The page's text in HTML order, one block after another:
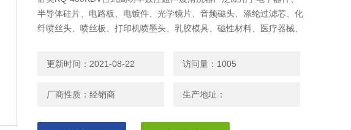
半导体硅片、电路板、电镀件、光学镜片、音频磁头、涤纶过滤芯、化
纤喷丝头、喷丝板、打印机喷墨头、乳胶模具、磁性材料、医疗器械、
金银首饰、钟表零件、眼镜零件、缝纫机零件、精密机械零件、液压
更新时间：2021-08-22 访问量：1005
厂商性质：经销商 生产地址：